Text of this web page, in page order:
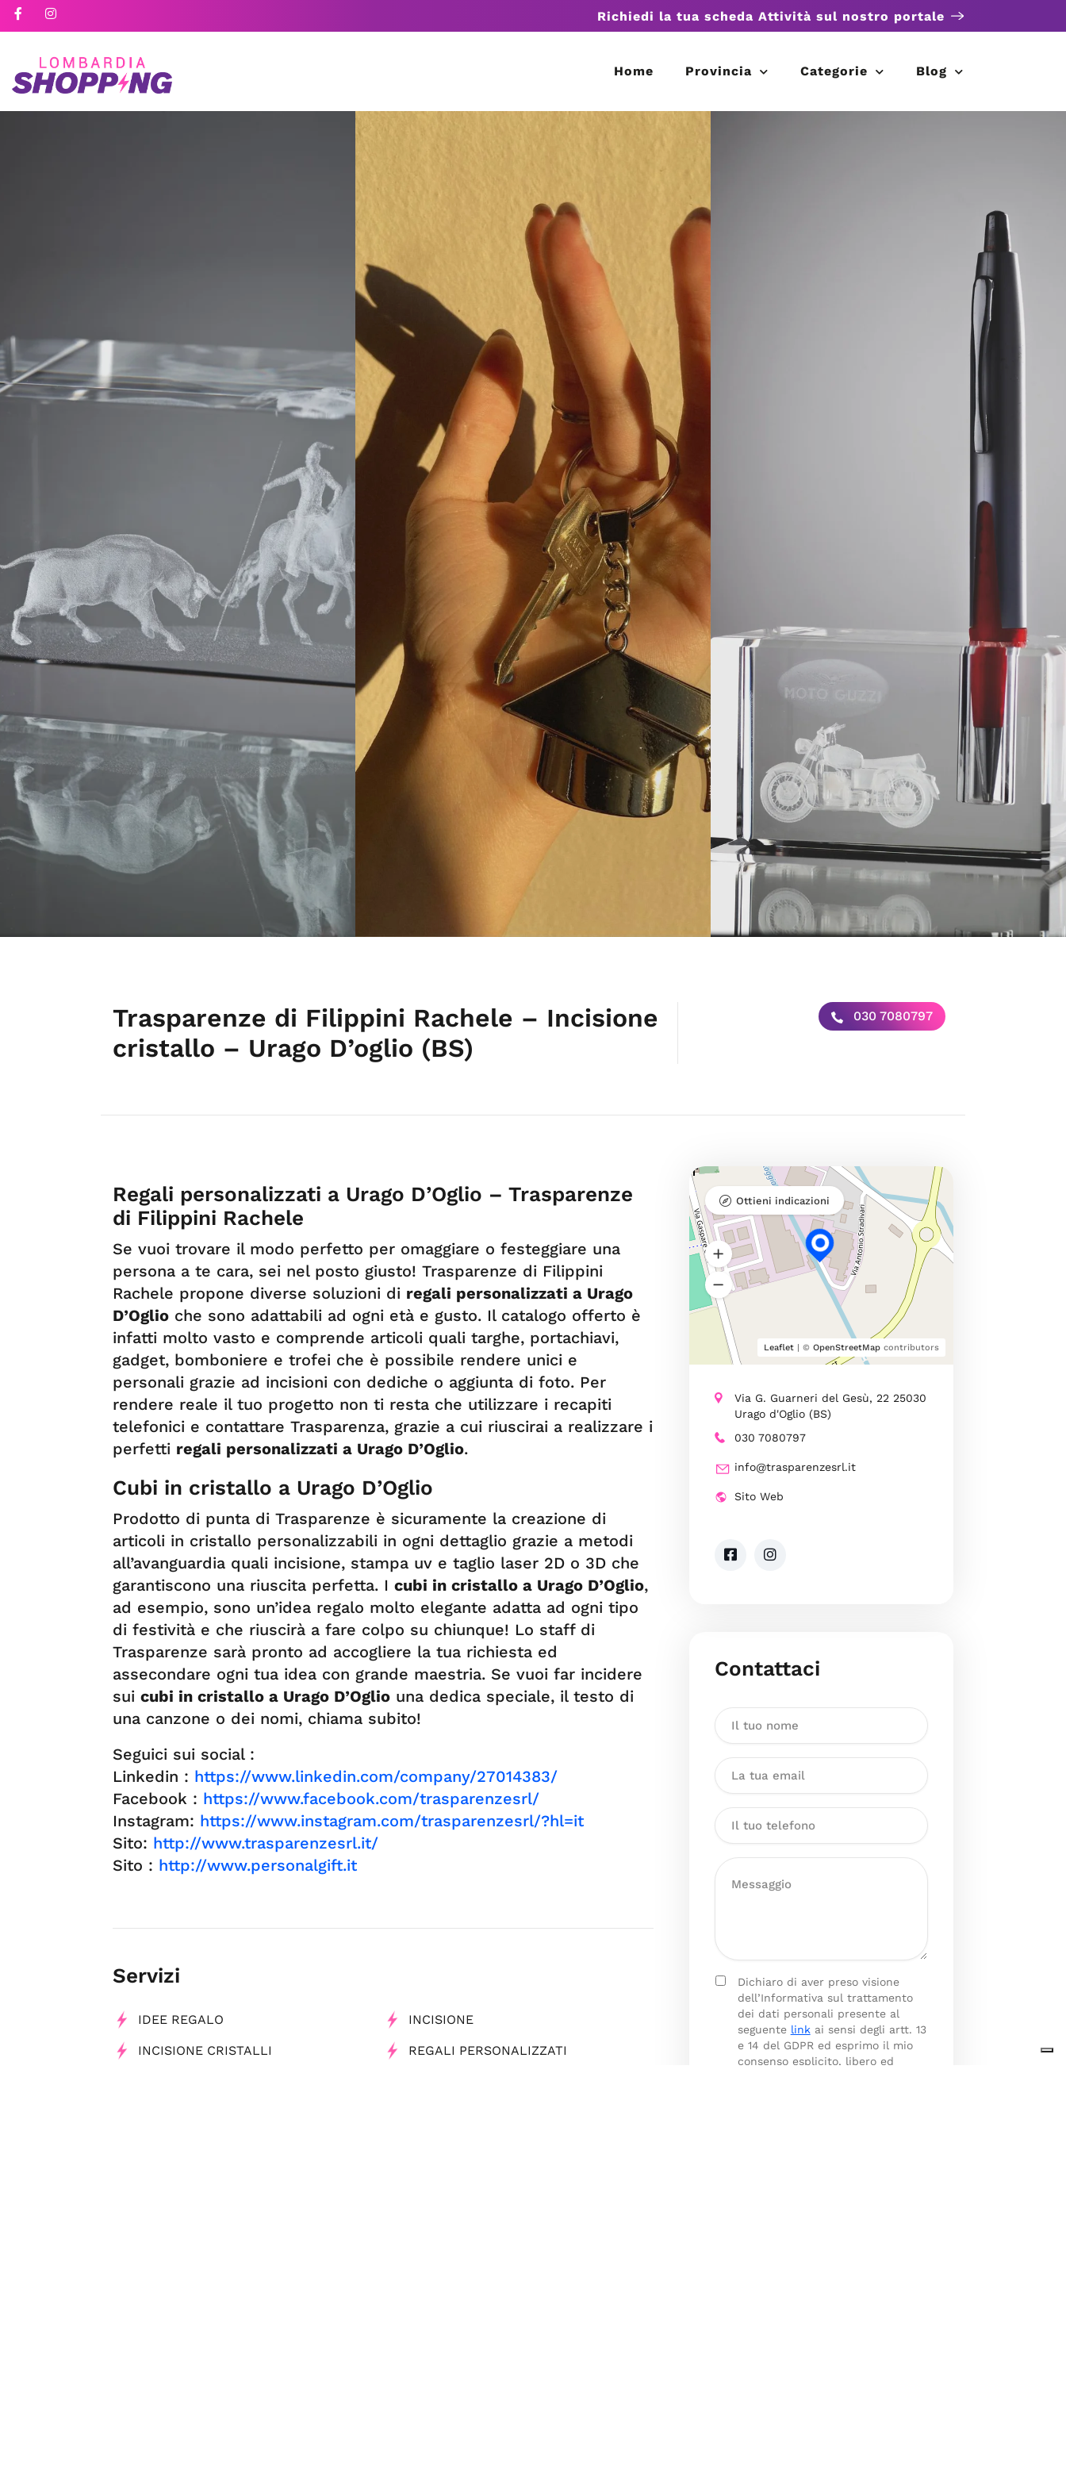
Richiedi la tua scheda Attività sul nostro portale
Home Provincia Categorie Blog
Trasparenze di Filippini Rachele – Incisione
cristallo – Urago D’oglio (BS)
030 7080797
Regali personalizzati a Urago D’Oglio – Trasparenze
di Filippini Rachele
Se vuoi trovare il modo perfetto per omaggiare o festeggiare una
persona a te cara, sei nel posto giusto! Trasparenze di Filippini
Rachele propone diverse soluzioni di regali personalizzati a Urago
D’Oglio che sono adattabili ad ogni età e gusto. Il catalogo offerto è
infatti molto vasto e comprende articoli quali targhe, portachiavi,
gadget, bomboniere e trofei che è possibile rendere unici e
personali grazie ad incisioni con dediche o aggiunta di foto. Per
rendere reale il tuo progetto non ti resta che utilizzare i recapiti
telefonici e contattare Trasparenza, grazie a cui riuscirai a realizzare i
perfetti regali personalizzati a Urago D’Oglio.
Cubi in cristallo a Urago D’Oglio
Prodotto di punta di Trasparenze è sicuramente la creazione di
articoli in cristallo personalizzabili in ogni dettaglio grazie a metodi
all’avanguardia quali incisione, stampa uv e taglio laser 2D o 3D che
garantiscono una riuscita perfetta. I cubi in cristallo a Urago D’Oglio,
ad esempio, sono un’idea regalo molto elegante adatta ad ogni tipo
di festività e che riuscirà a fare colpo su chiunque! Lo staff di
Trasparenze sarà pronto ad accogliere la tua richiesta ed
assecondare ogni tua idea con grande maestria. Se vuoi far incidere
sui cubi in cristallo a Urago D’Oglio una dedica speciale, il testo di
una canzone o dei nomi, chiama subito!
Seguici sui social :
Linkedin : https://www.linkedin.com/company/27014383/
Facebook : https://www.facebook.com/trasparenzesrl/
Instagram: https://www.instagram.com/trasparenzesrl/?hl=it
Sito: http://www.trasparenzesrl.it/
Sito : http://www.personalgift.it
Servizi
IDEE REGALO INCISIONE
INCISIONE CRISTALLI REGALI PERSONALIZZATI
Leaflet| © OpenStreetMapcontributors
Ottieni indicazioni
Via G. Guarneri del Gesù, 22 25030
Urago d'Oglio (BS)
030 7080797
info@trasparenzesrl.it
Sito Web
Contattaci
Dichiaro di aver preso visione
dell’Informativa sul trattamento
dei dati personali presente al
seguente linkai sensi degli artt. 13
e 14 del GDPR ed esprimo il mio
consenso esplicito, libero ed